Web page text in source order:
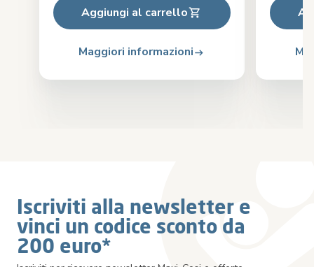
Aggiungi al carrello
Maggiori informazioni
Iscriviti alla newsletter e
vinci un codice sconto da
200 euro*